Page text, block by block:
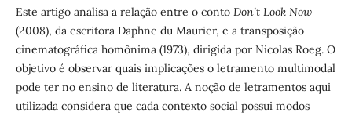
Este artigo analisa a relação entre o conto Don’t Look Now
(2008), da escritora Daphne du Maurier, e a transposição
cinematográfica homônima (1973), dirigida por Nicolas Roeg. O
objetivo é observar quais implicações o letramento multimodal
pode ter no ensino de literatura. A noção de letramentos aqui
utilizada considera que cada contexto social possui modos